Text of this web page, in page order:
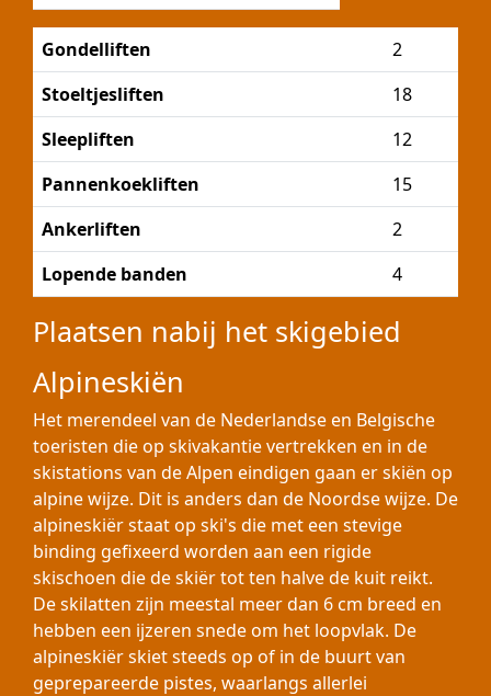
Gondelliften
2
Stoeltjesliften
18
Sleepliften
12
Pannenkoekliften
15
Ankerliften
2
Lopende banden
4
Plaatsen nabij het skigebied
Alpineskiën
Het merendeel van de Nederlandse en Belgische
toeristen die op skivakantie vertrekken en in de
skistations van de Alpen eindigen gaan er skiën op
alpine wijze. Dit is anders dan de Noordse wijze. De
alpineskiër staat op ski's die met een stevige
binding gefixeerd worden aan een rigide
skischoen die de skiër tot ten halve de kuit reikt.
De skilatten zijn meestal meer dan 6 cm breed en
hebben een ijzeren snede om het loopvlak. De
alpineskiër skiet steeds op of in de buurt van
geprepareerde pistes, waarlangs allerlei